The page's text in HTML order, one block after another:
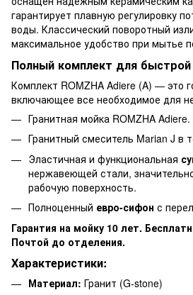
гарантирует плавную регулировку
воды. Классический поворотный
максимальное удобство при мытье
Полный комплект для быстрой
Комплект ROMZHA Adiere (A) — это
включающее все необходимое для
Гранитная мойка ROMZHA Adiere.
Гранитный смеситель Marian J в
Эластичная и функциональная
нержавеющей стали,
рабочую поверхность.
Полноценный евро-сифон с
Гарантия на мойку 10 лет.
Почтой до отделения.
Характеристики:
Материал: Гранит (G-stone)